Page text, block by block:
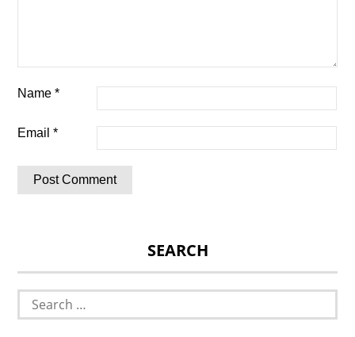
Name*
Email*
SEARCH
Search
for: